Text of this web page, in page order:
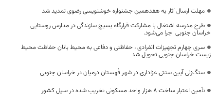
مهلت ارسال آثار به هفدهمین جشنواره خوشنویسی رضوی تمدید شد
طرح مدرسه اشتغال با مشارکت قرارگاه بسیج سازندگی در مدارس روستایی
خراسان جنوبی اجرا می‌شود.
سری چهارم تجهیزات انفرادی ، حفاظتی و دفاعی به محیط بانان حفاظت محیط
زیست خراسان جنوبی تحویل شد
سنگ‌زنی آیین سنتی عزاداری در شهر قُهستان درمیان در خراسان جنوبی
تأمین اعتبار ساخت 8 هزار واحد مسکونی تخریب شده در سیل کشور